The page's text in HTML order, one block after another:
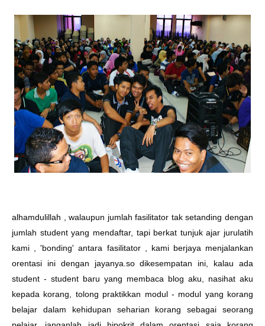
alhamdulillah , walaupun jumlah fasilitator tak setanding dengan
jumlah student yang mendaftar, tapi berkat tunjuk ajar jurulatih
kami , 'bonding' antara fasilitator , kami berjaya menjalankan
orentasi ini dengan jayanya.so dikesempatan ini, kalau ada
student - student baru yang membaca blog aku, nasihat aku
kepada korang, tolong praktikkan modul - modul yang korang
belajar dalam kehidupan seharian korang sebagai seorang